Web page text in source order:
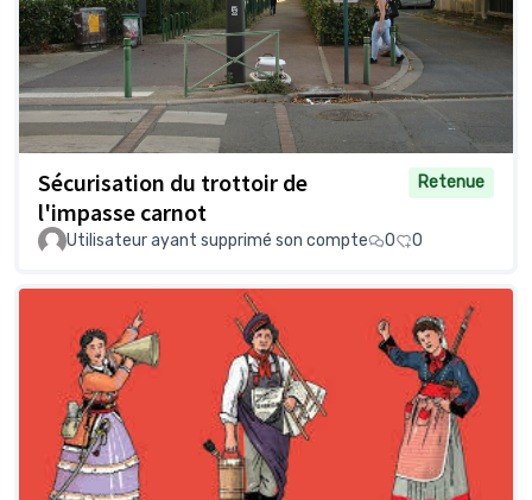
Sécurisation du trottoir de
l'impasse carnot
Retenue
Utilisateur ayant supprimé son compte 0 0